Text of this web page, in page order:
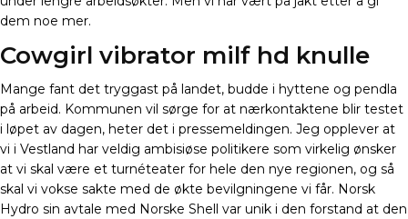
dem noe mer.
Cowgirl vibrator milf hd knulle
Mange fant det tryggast på landet, budde i hyttene og pendla
på arbeid. Kommunen vil sørge for at nærkontaktene blir testet
i løpet av dagen, heter det i pressemeldingen. Jeg opplever at
vi i Vestland har veldig ambisiøse politikere som virkelig ønsker
at vi skal være et turnéteater for hele den nye regionen, og så
skal vi vokse sakte med de økte bevilgningene vi får. Norsk
Hydro sin avtale med Norske Shell var unik i den forstand at den